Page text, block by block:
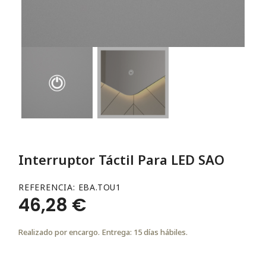
Interruptor Táctil Para LED SAO
REFERENCIA EBA.TOU1
46,28 €
Realizado por encargo. Entrega: 15 días hábiles.